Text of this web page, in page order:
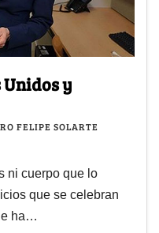
y
FELIPE SOLARTE
ni cuerpo que lo
que se celebran
ha…